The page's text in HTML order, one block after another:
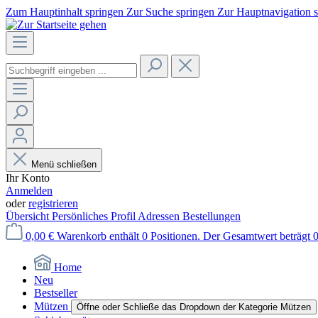
Zum Hauptinhalt springen Zur Suche springen Zur Hauptnavigation
Menü schließen
Ihr Konto
Anmelden
oderregistrieren
Übersicht Persönliches Profil Adressen Bestellungen
0,00 € Warenkorb enthält 0 Positionen. Der Gesamtwert beträgt
Home
Neu
Bestseller
Mützen
Öffne oder Schließe das Dropdown der Kategorie Mützen